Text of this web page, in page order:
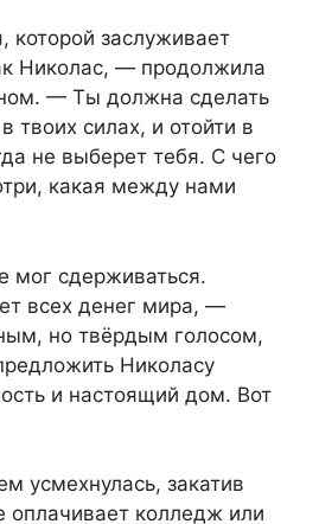
заслуживает
Николас, — продолжила
— Ты должна сделать
твоих силах, и отойти в
не выберет тебя. С чего
какая между нами
мог сдерживаться.
всех денег мира, —
но твёрдым голосом,
Николасу
и настоящий дом. Вот
усмехнулась, закатив
оплачивает колледж или